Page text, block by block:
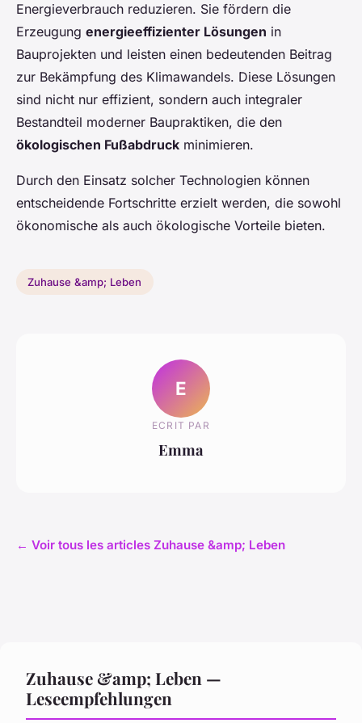
Energieverbrauch reduzieren. Sie fördern die
Erzeugung energieeffizienter Lösungen in
Bauprojekten und leisten einen bedeutenden Beitrag
zur Bekämpfung des Klimawandels. Diese Lösungen
sind nicht nur effizient, sondern auch integraler
Bestandteil moderner Baupraktiken, die den
ökologischen Fußabdruck minimieren.
Durch den Einsatz solcher Technologien können
entscheidende Fortschritte erzielt werden, die sowohl
ökonomische als auch ökologische Vorteile bieten.
Zuhause &amp; Leben
E
ECRIT PAR
Emma
← Voir tous les articles Zuhause &amp; Leben
Zuhause &amp; Leben —
Leseempfehlungen